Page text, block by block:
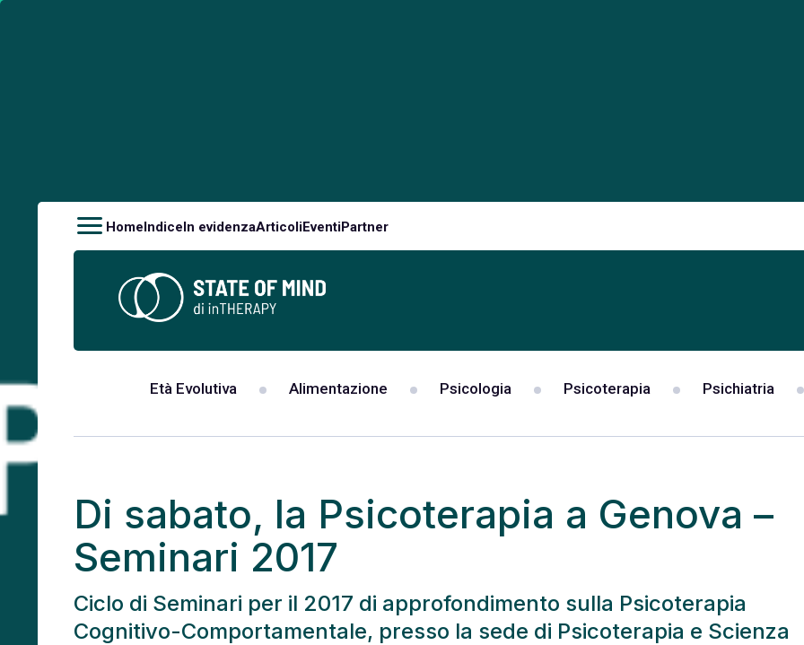
HomeIndiceIn evidenzaArticoliEventiPartner
Età Evolutiva Alimentazione Psicologia Psicoterapia Psichiatria
Di sabato, la Psicoterapia a Genova –
Seminari 2017
Ciclo di Seminari per il 2017 di approfondimento sulla Psicoterapia
Cognitivo-Comportamentale, presso la sede di Psicoterapia e Scienza